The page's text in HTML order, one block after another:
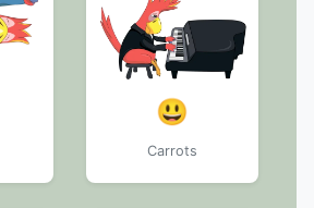
😃
Carrots